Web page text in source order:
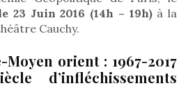
23 Juin 2016 (14h – 19h)à la
Cauchy.
Moyen orient : 1967-2017
d’infléchissements